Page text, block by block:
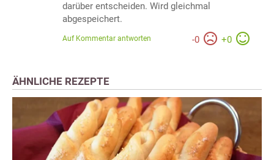
darüber entscheiden. Wird gleichmal
abgespeichert.
-0 +0
Auf Kommentar antworten
ÄHNLICHE REZEPTE